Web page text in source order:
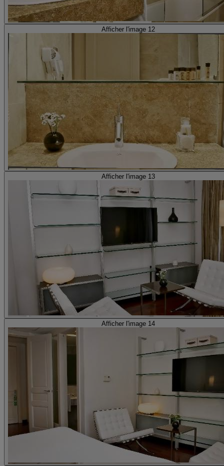
Afficher l'image 12
Afficher l'image 13
Afficher l'image 14